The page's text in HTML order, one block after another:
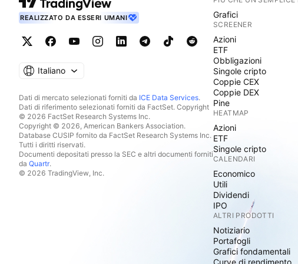
spaziale civile e operativo e servizi di ingegneria dei sistemi.
progetta, produce e collauda satelliti, sensori remoti,
controllo delle stazioni di terra e fornisce servizi di
lancio e servizi operativi per i satelliti. Inoltre, offre sistemi e
l'identificazione del bersaglio, l'avvertimento e il controllo
criogenici e relativi dispositivi di raffreddamento dei sensori;
specchi a guida rapida alle agenzie governative o ai loro
Inoltre, l'azienda produce e vende contenitori aerosol in
bottiglie in alluminio richiudibili, tazze in alluminio e proiettili in
24/ 01 /2023 Prezzo = 59.02 Dollari Capitalizzazione =
mensile) = 0,73 Rapporto PE ( ttm ) = 19,87 EPS ( ttm ) =
BALL CORP di lungo periodo: 1° Target Price: 81.22 Dollari 2°
102.80 Dollari 3° Target Price: 166.45 Dollari 4° Target Price:
Target Price: 372.03 Dollari 6° Target Price: 435.52 Dollari
REALIZZATO DA ESSERI UMANI
Italiano
Dati di mercato selezionati forniti da ICE Data Services.
Dati di riferimento selezionati forniti da FactSet. Copyright
© 2026 FactSet Research Systems Inc.
Copyright © 2026, American Bankers Association.
Database CUSIP fornito da FactSet Research Systems Inc.
Tutti i diritti riservati.
Documenti depositati presso la SEC e altri documenti forniti
da Quartr.
© 2026 TradingView, Inc.
Grafici
SCREENER
Azioni
ETF
Obbligazioni
Singole cripto
Coppie CEX
Coppie DEX
Pine
HEATMAP
Azioni
ETF
Singole cripto
CALENDARI
Economico
Utili
Dividendi
IPO
ALTRI PRODOTTI
Notiziario
Portafogli
Grafici fondamentali
Curve di rendimento